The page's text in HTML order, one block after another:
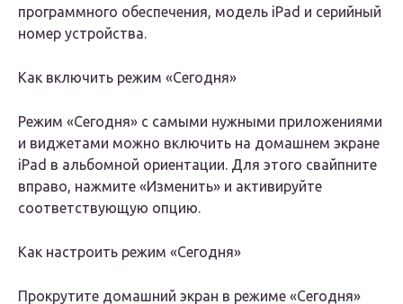
программного обеспечения, модель iPad и серийный
номер устройства.
Как включить режим «Сегодня»
Режим «Сегодня» с самыми нужными приложениями
и виджетами можно включить на домашнем экране
iPad в альбомной ориентации. Для этого свайпните
вправо, нажмите «Изменить» и активируйте
соответствующую опцию.
Как настроить режим «Сегодня»
Прокрутите домашний экран в режиме «Сегодня»